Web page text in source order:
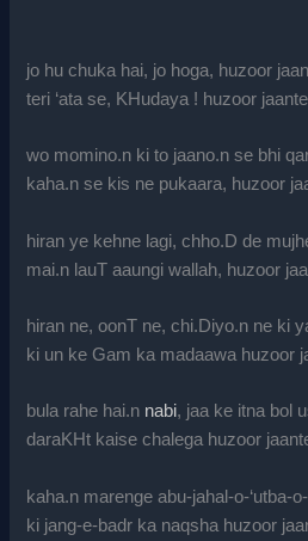
jo hu chuka hai, jo hoga, huzoor
teri ‘ata se, KHudaya ! huzoor
wo momino.n ki to jaano.n se bhi
kaha.n se kis ne pukaara, huzoor
hiran ye kehne lagi, chho.D de
mai.n lauT aaungi wallah, huzoor
hiran ne, oonT ne, chi.Diyo.n ne ki
ki un ke Gam ka madaawa huzoor
bula rahe hai.n nabi, jaa ke itna bol
daraKHt kaise chalega huzoor
kaha.n marenge abu-jahal-o-‘utba-
ki jang-e-badr ka naqsha huzoor